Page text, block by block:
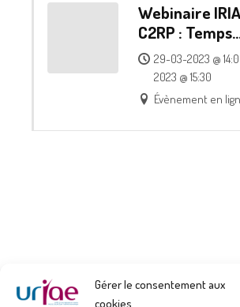
Gérer le consentement aux
cookies
Webinaire
C2RP : Temps
d’information
d’échange
modalités
et de
publics
29-03-2023 @
2023 @ 15:30
Évènement en